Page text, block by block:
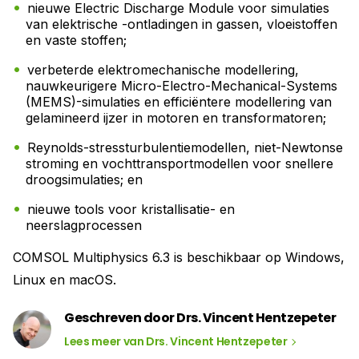
nieuwe Electric Discharge Module voor simulaties
van elektrische -ontladingen in gassen, vloeistoffen
en vaste stoffen;
verbeterde elektromechanische modellering,
nauwkeurigere Micro-Electro-Mechanical-Systems
(MEMS)-simulaties en efficiëntere modellering van
gelamineerd ijzer in motoren en transformatoren;
Reynolds-stressturbulentiemodellen, niet-Newtonse
stroming en vochttransportmodellen voor snellere
droogsimulaties; en
nieuwe tools voor kristallisatie- en
neerslagprocessen
COMSOL Multiphysics 6.3 is beschikbaar op Windows,
Linux en macOS.
Geschreven door Drs. Vincent Hentzepeter
Lees meer van Drs. Vincent Hentzepeter